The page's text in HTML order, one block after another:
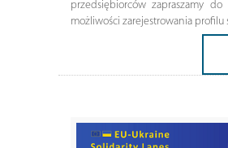
przedsiębiorców zapraszamy do
możliwości zarejestrowania profilu